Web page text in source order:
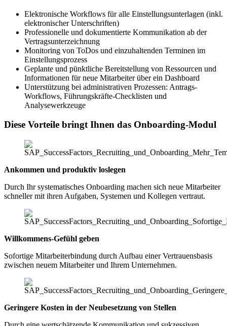
Elektronische Workflows für alle Einstellungsunterlagen (inkl.
elektronischer Unterschriften)
Professionelle und dokumentierte Kommunikation ab der
Vertragsunterzeichnung
Monitoring von ToDos und einzuhaltenden Terminen im
Einstellungsprozess
Geplante und pünktliche Bereitstellung von Ressourcen und
Informationen für neue Mitarbeiter über ein Dashboard
Unterstützung bei administrativen Prozessen: Antrags-
Workflows, Führungskräfte-Checklisten und
Analysewerkzeuge
Diese Vorteile bringt Ihnen das Onboarding-Modul
Ankommen und produktiv loslegen
Durch Ihr systematisches Onboarding machen sich neue Mitarbeiter
schneller mit ihren Aufgaben, Systemen und Kollegen vertraut.
Willkommens-Gefühl geben
Sofortige Mitarbeiterbindung durch Aufbau einer Vertrauensbasis
zwischen neuem Mitarbeiter und Ihrem Unternehmen.
Geringere Kosten in der Neubesetzung von Stellen